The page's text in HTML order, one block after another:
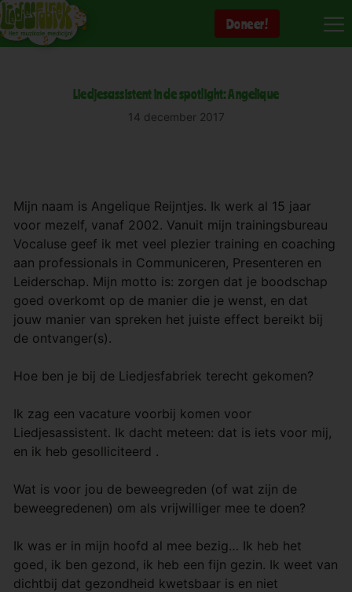
Ga
naar
de
Doneer!
Liedjesassistent in de spotlight: Angelique
14 december 2017
Mijn naam is Angelique Reijntjes. Ik werk al 15 jaar
voor mezelf, vanaf 2002. Vanuit mijn trainingsbureau
Vocaluse geef ik met veel plezier training en coaching
aan professionals in Communiceren, Presenteren en
Leiderschap. Mijn motto is: zorgen dat je boodschap
goed overkomt op de manier die je wenst, en dat
jouw manier van spreken het juiste effect bereikt bij
de ontvanger(s).
Hoe ben je bij de Liedjesfabriek terecht gekomen?
Ik zag een vacature voorbij komen voor
Liedjesassistent. Ik dacht meteen: dat is iets voor mij,
en ik heb gesolliciteerd .
Wat is voor jou de beweegreden (of wat zijn de
beweegredenen) om als vrijwilliger mee te doen?
Ik was er in mijn hoofd al mee bezig… Ik heb het
goed, ik ben gezond, ik heb een fijn gezin. Ik weet van
dichtbij dat gezondheid kwetsbaar is en niet